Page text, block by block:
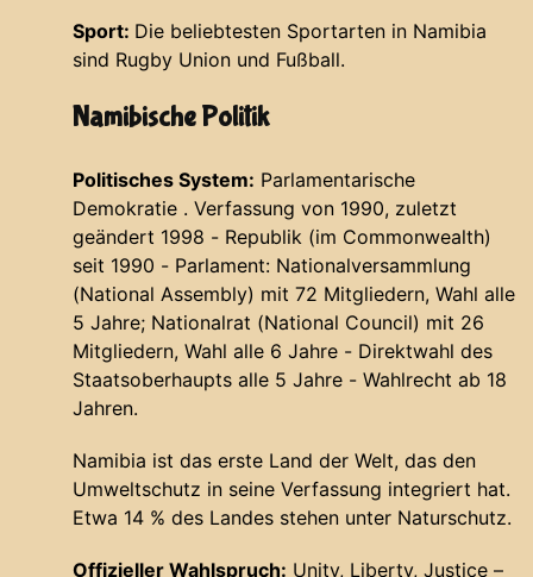
Sport: Die beliebtesten Sportarten in Namibia
sind Rugby Union und Fußball.
Namibische Politik
Politisches System: Parlamentarische
Demokratie . Verfassung von 1990, zuletzt
geändert 1998 - Republik (im Commonwealth)
seit 1990 - Parlament: Nationalversammlung
(National Assembly) mit 72 Mitgliedern, Wahl alle
5 Jahre; Nationalrat (National Council) mit 26
Mitgliedern, Wahl alle 6 Jahre - Direktwahl des
Staatsoberhaupts alle 5 Jahre - Wahlrecht ab 18
Jahren.
Namibia ist das erste Land der Welt, das den
Umweltschutz in seine Verfassung integriert hat.
Etwa 14 % des Landes stehen unter Naturschutz.
Offizieller Wahlspruch: Unity, Liberty, Justice –